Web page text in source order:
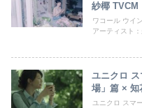
紗椰 TVCM
ワコール ウイ
アーティスト
ユニクロ
場」篇 × 知
ユニクロ スマ